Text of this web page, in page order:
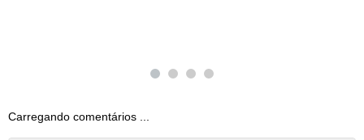
Carregando comentários ...